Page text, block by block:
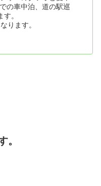
の車中泊、道の駅巡
。
ります。
。